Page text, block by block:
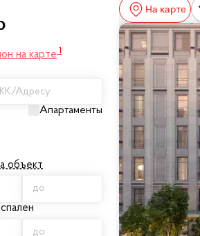
на карте 1
Адресу
Апартаменты
объект
На карте